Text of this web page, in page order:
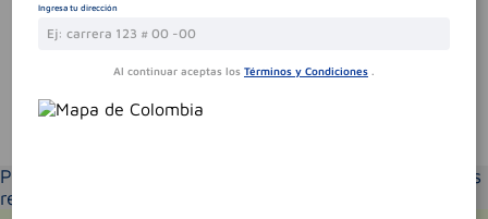
Sin comentarios.
Por favor selecciona tu ubicación y verás los productos
recomendados según la cobertura de entrega
Ingresa tu dirección
Al continuar aceptas los Términos y Condiciones .